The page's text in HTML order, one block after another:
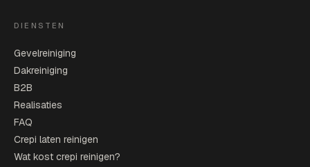
DIENSTEN
Gevelreiniging
Dakreiniging
B2B
Realisaties
FAQ
Crepi laten reinigen
Wat kost crepi reinigen?